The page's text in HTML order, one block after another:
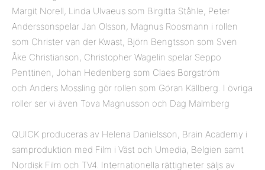
Margit Norell, Linda Ulvaeus som Birgitta Ståhle, Peter
Anderssonspelar Jan Olsson, Magnus Roosmann i rollen
som Christer van der Kwast, Björn Bengtsson som Sven
Åke Christianson, Christopher Wagelin spelar Seppo
Penttinen, Johan Hedenberg som Claes Borgström
och Anders Mossling gör rollen som Göran Källberg. I övriga
roller ser vi även Tova Magnusson och Dag Malmberg
QUICK produceras av Helena Danielsson, Brain Academy i
samproduktion med Film i Väst och Umedia, Belgien samt
Nordisk Film och TV4. Internationella rättigheter säljs av